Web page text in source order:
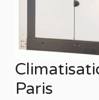
Paris